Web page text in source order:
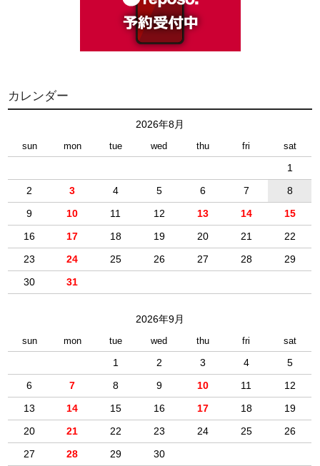
カレンダー
2026年8月
sun mon tue wed thu fri sat
1
2
3 4 5 6 7
8
9
10 11 12 13 14
15
16
17 18 19 20 21
22
23
24 25 26 27 28
29
30
31
2026年9月
sun mon tue wed thu fri sat
1 2 3 4
5
6
7 8 9 10 11
12
13
14 15 16 17 18
19
20
21 22 23 24 25
26
27
28 29 30